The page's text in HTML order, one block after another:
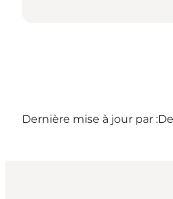
Dernière mise à jour par :